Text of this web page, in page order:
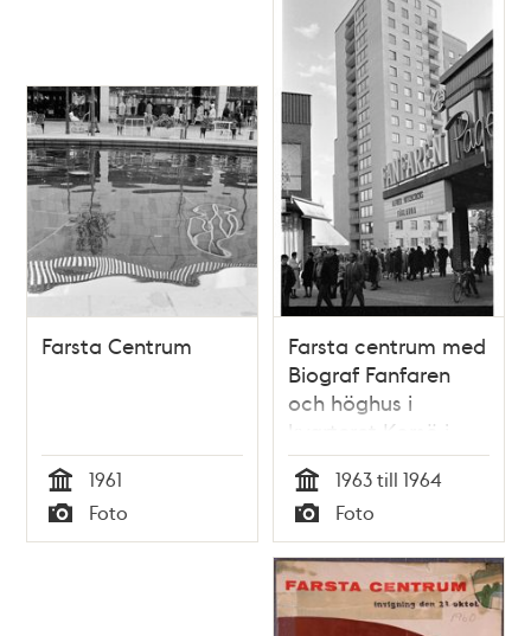
Farsta Centrum
Tid
1961
Typ
Foto
Farsta centrum med
Biograf Fanfaren
och höghus i
kvarteret Korsö i
bakgrunden.
Tid
1963 till 1964
Typ
Foto